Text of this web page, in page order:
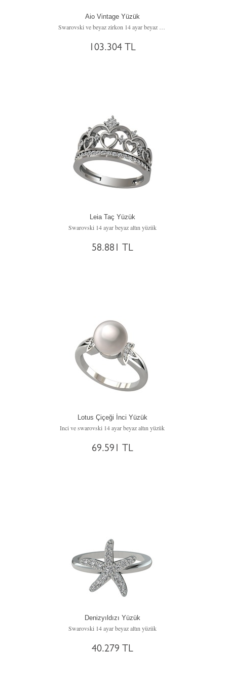
Aio Vintage Yüzük
103.304 TL
Leia Taç Yüzük
Swarovski 14 ayar beyaz altın yüzük
58.881 TL
Lotus Çiçeği İnci Yüzük
Inci ve swarovski 14 ayar beyaz altın yüzük
69.591 TL
Denizyıldızı Yüzük
Swarovski 14 ayar beyaz altın yüzük
40.279 TL